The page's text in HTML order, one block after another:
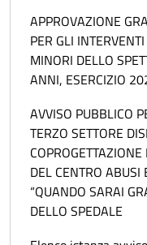
APPROVAZIONE
PER GLI
MINORI DELLO
ANNI, ESERCIZIO
AVVISO PUBBLICO
TERZO SETTORE
DEL CENTRO
“QUANDO SARAI
DELLO SPEDALE